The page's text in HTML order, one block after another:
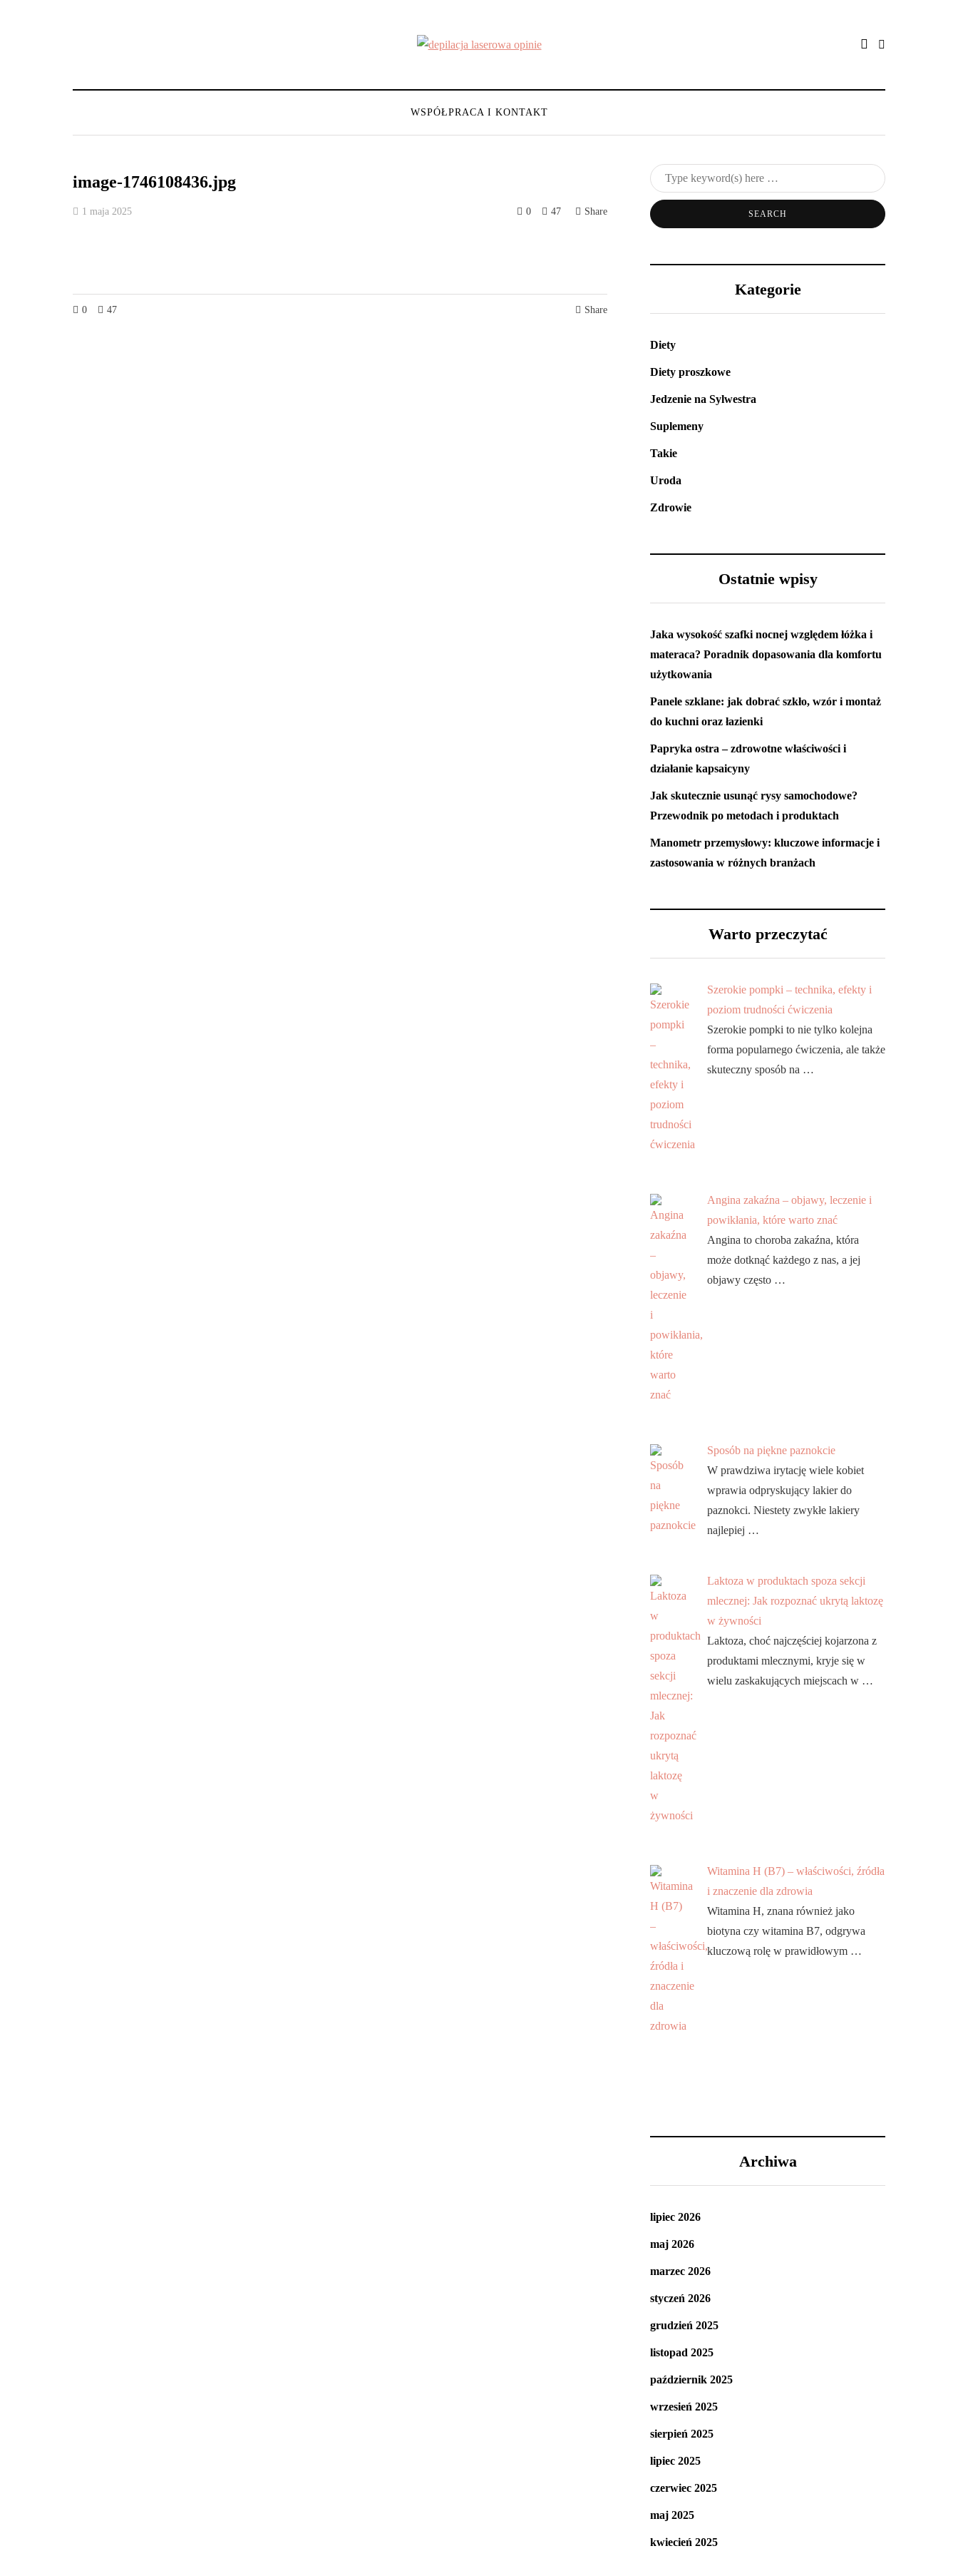
WSPÓŁPRACA I KONTAKT
image-1746108436.jpg
1 maja 2025 0 47 Share
0 47 Share
Kategorie
Diety
Diety proszkowe
Jedzenie na Sylwestra
Suplemeny
Takie
Uroda
Zdrowie
Ostatnie wpisy
Jaka wysokość szafki nocnej względem łóżka i
materaca? Poradnik dopasowania dla komfortu
użytkowania
Panele szklane: jak dobrać szkło, wzór i montaż
do kuchni oraz łazienki
Papryka ostra – zdrowotne właściwości i
działanie kapsaicyny
Jak skutecznie usunąć rysy samochodowe?
Przewodnik po metodach i produktach
Manometr przemysłowy: kluczowe informacje i
zastosowania w różnych branżach
Warto przeczytać
Szerokie pompki – technika, efekty i
poziom trudności ćwiczenia
Szerokie pompki to nie tylko kolejna
forma popularnego ćwiczenia, ale także
skuteczny sposób na …
Angina zakaźna – objawy, leczenie i
powikłania, które warto znać
Angina to choroba zakaźna, która
może dotknąć każdego z nas, a jej
objawy często …
Sposób na piękne paznokcie
W prawdziwa irytację wiele kobiet
wprawia odpryskujący lakier do
paznokci. Niestety zwykłe lakiery
najlepiej …
Laktoza w produktach spoza sekcji
mlecznej: Jak rozpoznać ukrytą laktozę
w żywności
Laktoza, choć najczęściej kojarzona z
produktami mlecznymi, kryje się w
wielu zaskakujących miejscach w …
Witamina H (B7) – właściwości, źródła
i znaczenie dla zdrowia
Witamina H, znana również jako
biotyna czy witamina B7, odgrywa
kluczową rolę w prawidłowym …
Archiwa
lipiec 2026
maj 2026
marzec 2026
styczeń 2026
grudzień 2025
listopad 2025
październik 2025
wrzesień 2025
sierpień 2025
lipiec 2025
czerwiec 2025
maj 2025
kwiecień 2025